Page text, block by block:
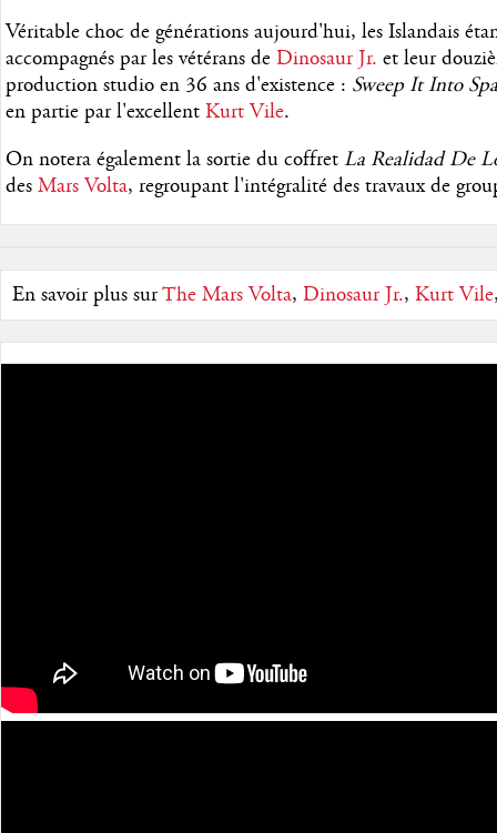
Véritable choc de générations aujourd'hui, les Islandais
accompagnés par les vétérans de Dinosaur Jr. et leur
production studio en 36 ans d'existence : Sweep It Into
en partie par l'excellent Kurt Vile.
On notera également la sortie du coffret La Realidad De
des Mars Volta, regroupant l'intégralité des travaux de
En savoir plus surThe Mars Volta, Dinosaur Jr., Kurt Vile